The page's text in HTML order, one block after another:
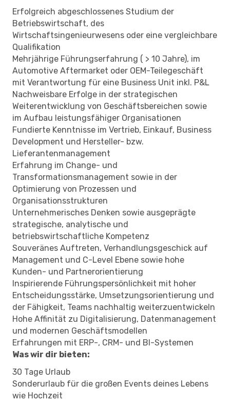
Erfolgreich abgeschlossenes Studium der
Betriebswirtschaft, des
Wirtschaftsingenieurwesens oder eine vergleichbare
Qualifikation
Mehrjährige Führungserfahrung ( > 10 Jahre), im
Automotive Aftermarket oder OEM-Teilegeschäft
mit Verantwortung für eine Business Unit inkl. P&L
Nachweisbare Erfolge in der strategischen
Weiterentwicklung von Geschäftsbereichen sowie
im Aufbau leistungsfähiger Organisationen
Fundierte Kenntnisse im Vertrieb, Einkauf, Business
Development und Hersteller- bzw.
Lieferantenmanagement
Erfahrung im Change- und
Transformationsmanagement sowie in der
Optimierung von Prozessen und
Organisationsstrukturen
Unternehmerisches Denken sowie ausgeprägte
strategische, analytische und
betriebswirtschaftliche Kompetenz
Souveränes Auftreten, Verhandlungsgeschick auf
Management und C-Level Ebene sowie hohe
Kunden- und Partnerorientierung
Inspirierende Führungspersönlichkeit mit hoher
Entscheidungsstärke, Umsetzungsorientierung und
der Fähigkeit, Teams nachhaltig weiterzuentwickeln
Hohe Affinität zu Digitalisierung, Datenmanagement
und modernen Geschäftsmodellen
Erfahrungen mit ERP-, CRM- und BI-Systemen
Was wir dir bieten:
30 Tage Urlaub
Sonderurlaub für die großen Events deines Lebens
wie Hochzeit